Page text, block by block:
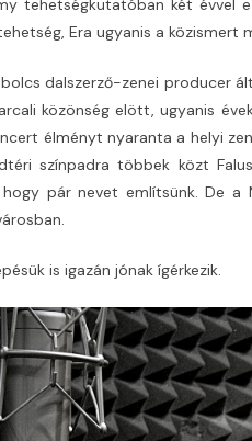
tehetségkutatóban két évvel
Era ugyanis a közismert
dalszerző-zenei producer
közönség elött, ugyanis
élményt nyaranta a helyi
színpadra többek közt
pár nevet említsünk. De a
is igazán jónak ígérkezik.